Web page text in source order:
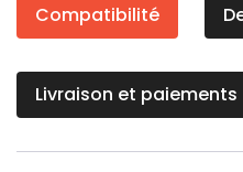
Compatibilité
Livraison et paiements